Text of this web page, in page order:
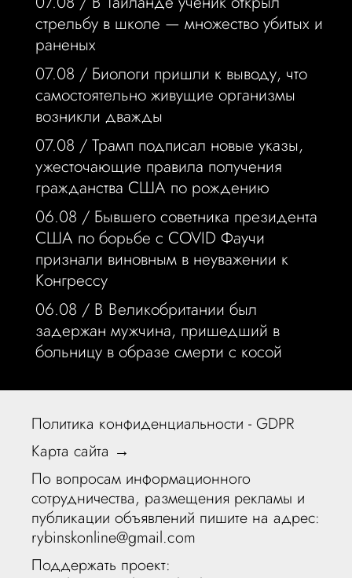
стрельбу в школе — множество убитых и
раненых
07.08 / Биологи пришли к выводу, что
самостоятельно живущие организмы
возникли дважды
07.08 / Трамп подписал новые указы,
ужесточающие правила получения
гражданства США по рождению
06.08 / Бывшего советника президента
США по борьбе с COVID Фаучи
признали виновным в неуважении к
Конгрессу
06.08 / В Великобритании был
задержан мужчина, пришедший в
больницу в образе смерти с косой
Политика конфиденциальности - GDPR
Карта сайта →
По вопросам информационного
сотрудничества, размещения рекламы и
публикации объявлений пишите на адрес:
rybinskonline@gmail.com
Поддержать проект: